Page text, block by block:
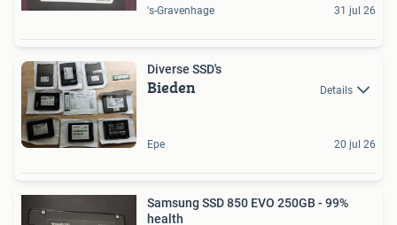
's-Gravenhage 31 jul 26
Diverse SSD's
Bieden Details
Epe 20 jul 26
Samsung SSD 850 EVO 250GB - 99%
health